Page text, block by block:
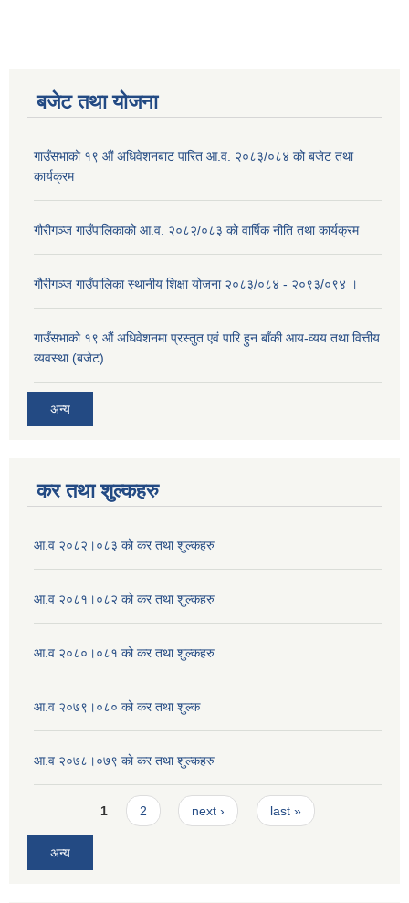
बजेट तथा याेजना
गाउँसभाको १९ औं अधिवेशनबाट पारित आ.व. २०८३/०८४ को बजेट तथा
कार्यक्रम
गौरीगञ्ज गाउँपालिकाको आ.व. २०८२/०८३ को वार्षिक नीति तथा कार्यक्रम
गौरीगञ्ज गाउँपालिका स्थानीय शिक्षा योजना २०८३/०८४ - २०९३/०९४ ।
गाउँसभाको १९ ‌औं अधिवेशनमा प्रस्तुत एवं पारि हुन बाँकी आय-व्यय तथा वित्तीय
व्यवस्था (बजेट)
अन्य
कर तथा शुल्कहरु
आ.व २०८२।०८३ को कर तथा शुल्कहरु
आ.व २०८१।०८२ को कर तथा शुल्कहरु
आ.व २०८०।०८१ को कर तथा शुल्कहरु
आ.व २०७९।०८० को कर तथा शुल्क
आ.व २०७८।०७९ काे कर तथा शुल्कहरु
Pages1 2 next › last »
अन्य